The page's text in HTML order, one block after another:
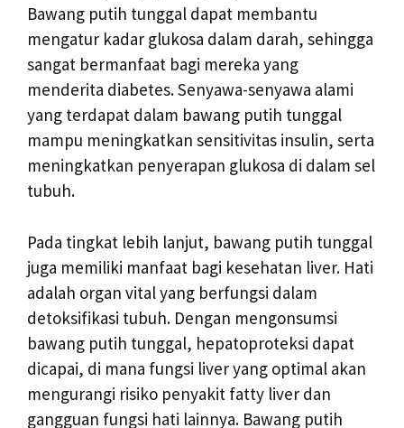
Bawang putih tunggal dapat membantu
mengatur kadar glukosa dalam darah, sehingga
sangat bermanfaat bagi mereka yang
menderita diabetes. Senyawa-senyawa alami
yang terdapat dalam bawang putih tunggal
mampu meningkatkan sensitivitas insulin, serta
meningkatkan penyerapan glukosa di dalam sel
tubuh.
Pada tingkat lebih lanjut, bawang putih tunggal
juga memiliki manfaat bagi kesehatan liver. Hati
adalah organ vital yang berfungsi dalam
detoksifikasi tubuh. Dengan mengonsumsi
bawang putih tunggal, hepatoproteksi dapat
dicapai, di mana fungsi liver yang optimal akan
mengurangi risiko penyakit fatty liver dan
gangguan fungsi hati lainnya. Bawang putih